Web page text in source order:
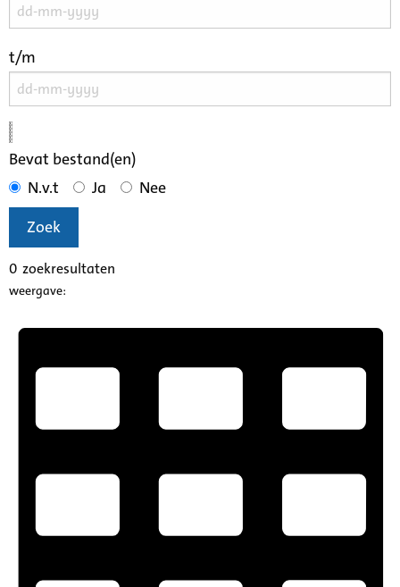
t/m
Bevat bestand(en)
N.v.t
Ja
Nee
Zoek
0 zoekresultaten
weergave: